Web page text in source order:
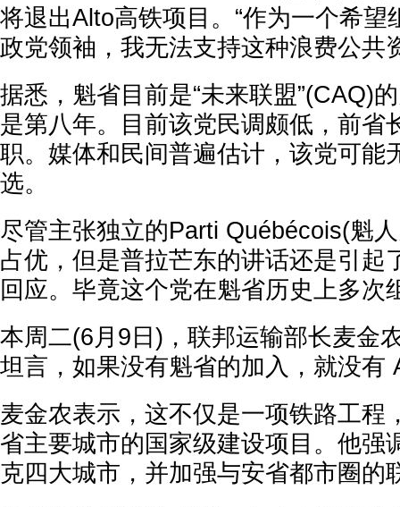
将退出Alto高铁项目。“作为一个希望
政党领袖，我无法支持这种浪费公共
据悉，魁省目前是“未来联盟”(CAQ)
是第八年。目前该党民调颇低，前省
职。媒体和民间普遍估计，该党可能
选。
尽管主张独立的Parti Québécois(魁
占优，但是普拉芒东的讲话还是引起
回应。毕竟这个党在魁省历史上多次
本周二(6月9日)，联邦运输部长麦金
坦言，如果没有魁省的加入，就没有
麦金农表示，这不仅是一项铁路工程
省主要城市的国家级建设项目。他强
克四大城市，并加强与安省都市圈的